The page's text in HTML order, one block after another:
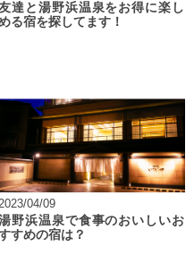
達と湯野浜温泉をお得に楽し
る宿を探してます！
04/09
野浜温泉で食事のおいしいお
すめの宿は？